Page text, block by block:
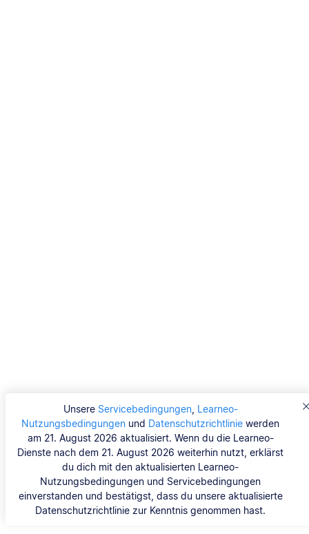
Unsere Servicebedingungen, Learneo-
Nutzungsbedingungen und Datenschutzrichtlinie werden
am 21. August 2026 aktualisiert. Wenn du die Learneo-
Dienste nach dem 21. August 2026 weiterhin nutzt, erklärst
du dich mit den aktualisierten Learneo-
Nutzungsbedingungen und Servicebedingungen
einverstanden und bestätigst, dass du unsere aktualisierte
Datenschutzrichtlinie zur Kenntnis genommen hast.